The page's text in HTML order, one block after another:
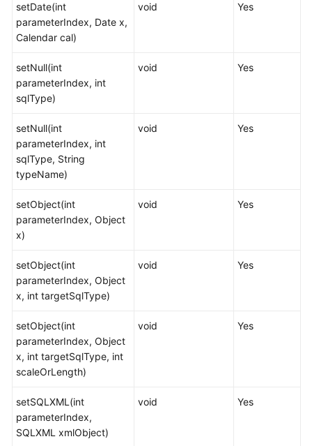
数
据
库
用
入
门
开
发
设
计
议
开
用
程
序
setDate(int
parameterIndex, Date x,
Calendar cal)
void Yes
setNull(int
parameterIndex, int
sqlType)
void Yes
setNull(int
parameterIndex, int
sqlType, String
typeName)
void Yes
setObject(int
parameterIndex, Object
x)
void Yes
setObject(int
parameterIndex, Object
x, int targetSqlType)
void Yes
setObject(int
parameterIndex, Object
x, int targetSqlType, int
scaleOrLength)
void Yes
setSQLXML(int
parameterIndex,
SQLXML xmlObject)
void Yes